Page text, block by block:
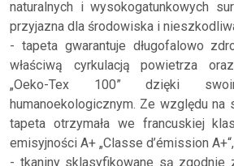
naturalnych i wysokogatunkowych
przyjazna dla środowiska i
- tapeta gwarantuje długofalowo
właściwą cyrkulacją powietrza
„Oeko-Tex 100” dzięki
humanoekologicznym. Ze względu na
tapeta otrzymała we francuskiej
emisyjności A+ „Classe d’émission A+“,
- tkaniny sklasyfikowane są zgodnie